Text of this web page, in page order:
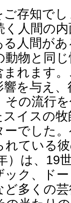
ご存知で
く人間の
人間が
物と同
まれます
を与え
の流行
イスの
でした
ている
）は、19
ック、ド
ど多くの